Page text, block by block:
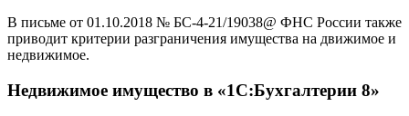
В письме от 01.10.2018 № БС-4-21/19038@ ФНС России также
приводит критерии разграничения имущества на движимое и
недвижимое.
Недвижимое имущество в «1С:Бухгалтерии 8»